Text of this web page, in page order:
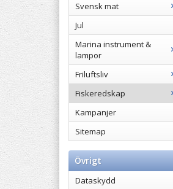
Svensk mat
Jul
Marina instrument &
lampor
Friluftsliv
Fiskeredskap
Kampanjer
Sitemap
Övrigt
Dataskydd